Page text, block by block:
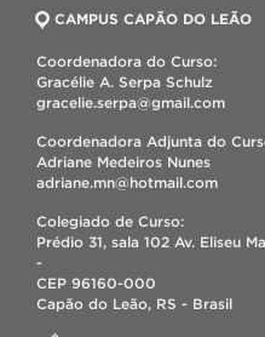
CAMPUS CAPÃO DO LEÃO
Coordenadora do Curso:
Gracélie A. Serpa Schulz
gracelie.serpa@gmail.com
Coordenadora Adjunta do
Adriane Medeiros Nunes
adriane.mn@hotmail.com
Colegiado de Curso:
Prédio 31, sala 102 Av. Eliseu
-
CEP 96160-000
Capão do Leão, RS - Brasil